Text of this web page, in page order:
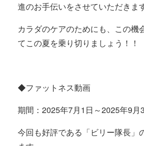
進のお手伝いをさせていただきます
カラダのケアのためにも、この機
てこの夏を乗り切りましょう！！
◆ファットネス動画
期間：2025年7月1日～2025年9月
今回も好評である「ビリー隊長」